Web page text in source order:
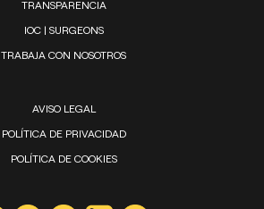
TRANSPARENCIA
IOC | SURGEONS
TRABAJA CON NOSOTROS
AVISO LEGAL
POLÍTICA DE PRIVACIDAD
POLÍTICA DE COOKIES